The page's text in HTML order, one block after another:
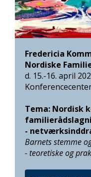
Fredericia
Nordiske
d. 15.-16. april
Tema: Nordisk
-
Barnets stemme
- teoretiske og